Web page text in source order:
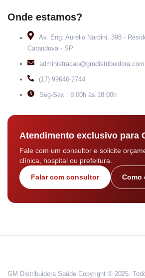
Onde estamos?
Av. Eng. Aurélio Nardini, 398 -
Catanduva - SP
(17) 99646-2744
Seg-Sex : 8:00h às 18:00h
Atendimento exclusivo para
Fale com um consultor e solicite
clínica, hospital ou prefeitura.
Falar com consultor Como
GM Distribuidora Saúde Copyright © 2025.